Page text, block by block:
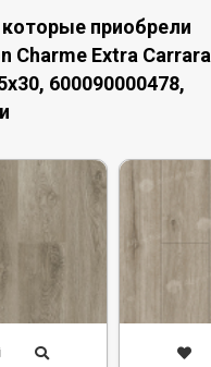
приобрели
Charme Extra Carrara
600090000478,